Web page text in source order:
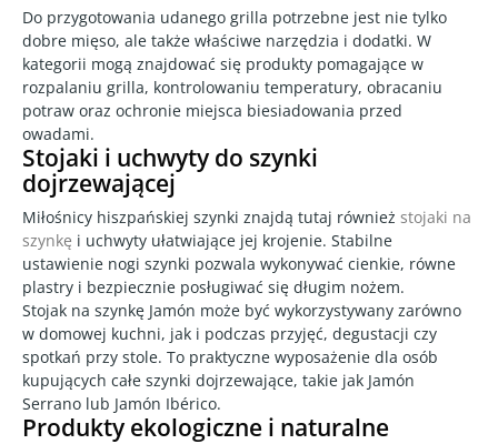
Do przygotowania udanego grilla potrzebne jest nie tylko
dobre mięso, ale także właściwe narzędzia i dodatki. W
kategorii mogą znajdować się produkty pomagające w
rozpalaniu grilla, kontrolowaniu temperatury, obracaniu
potraw oraz ochronie miejsca biesiadowania przed
owadami.
Stojaki i uchwyty do szynki
dojrzewającej
Miłośnicy hiszpańskiej szynki znajdą tutaj również stojaki na
szynkę i uchwyty ułatwiające jej krojenie. Stabilne
ustawienie nogi szynki pozwala wykonywać cienkie, równe
plastry i bezpiecznie posługiwać się długim nożem.
Stojak na szynkę Jamón może być wykorzystywany zarówno
w domowej kuchni, jak i podczas przyjęć, degustacji czy
spotkań przy stole. To praktyczne wyposażenie dla osób
kupujących całe szynki dojrzewające, takie jak Jamón
Serrano lub Jamón Ibérico.
Produkty ekologiczne i naturalne